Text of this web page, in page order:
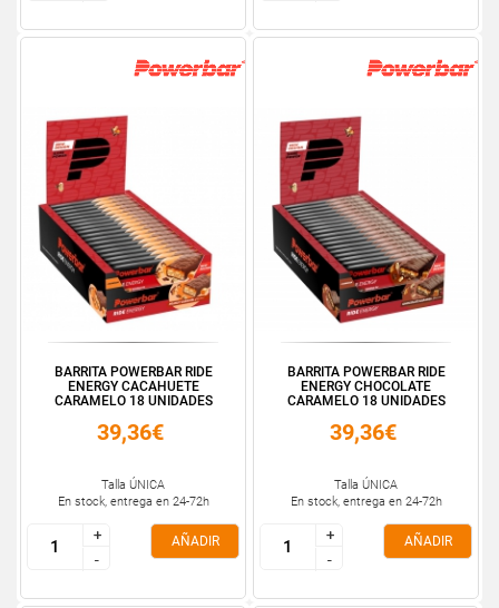
BARRITA POWERBAR RIDE
ENERGY CACAHUETE
CARAMELO 18 UNIDADES
39,36€
Talla ÚNICA
En stock, entrega en 24-72h
+
-
+
-
AÑADIR
BARRITA POWERBAR RIDE
ENERGY CHOCOLATE
CARAMELO 18 UNIDADES
39,36€
Talla ÚNICA
En stock, entrega en 24-72h
+
-
+
-
AÑADIR